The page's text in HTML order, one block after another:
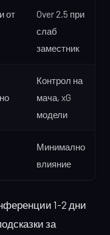
от
Over 2.5 при
слаб
заместник
Контрол на
мача, xG
модели
Минимално
влияние
1-2 дни
за